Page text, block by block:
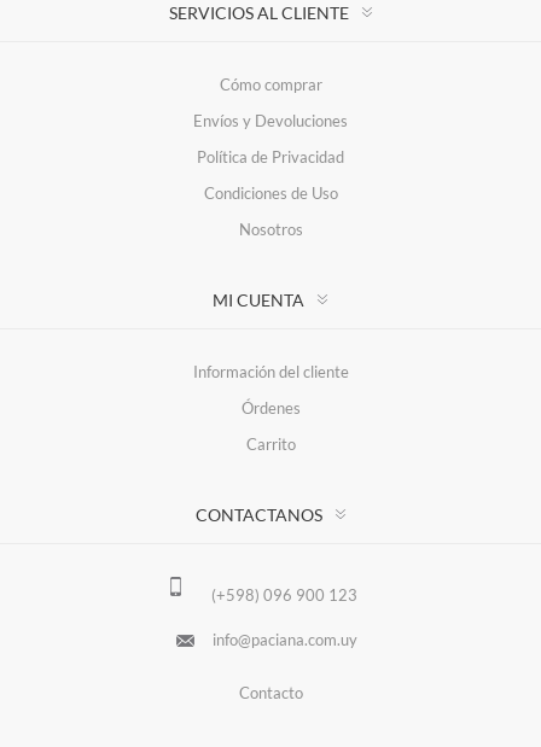
SERVICIOS AL CLIENTE
Cómo comprar
Envíos y Devoluciones
Política de Privacidad
Condiciones de Uso
Nosotros
MI CUENTA
Información del cliente
Órdenes
Carrito
CONTACTANOS
(+598) 096 900 123
info@paciana.com.uy
Contacto